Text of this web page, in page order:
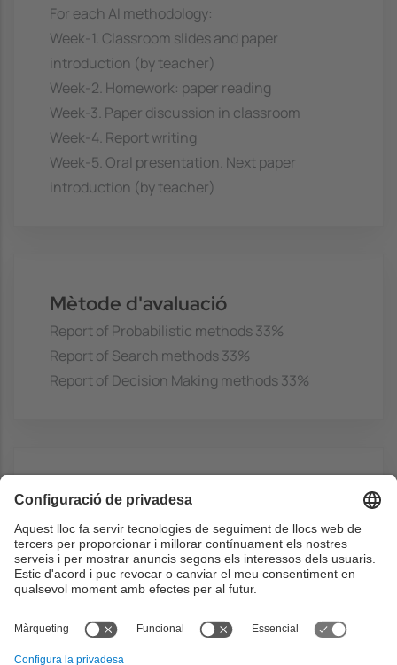
For each AI methodology:
Week-1. Classroom slides and paper
introduction (by teacher)
Week-2. Homework: paper reading
Week-3. Paper discussion in classroom
Week-4. Report writing
Week-5. Oral presentation. Next paper
introduction (by teacher)
Mètode d'avaluació
Report of Probabilistic methods 33%
Report of Search methods 33%
Report of Decision Making methods 33%
Bibliografia
Complementari
Scientific papers will be provided-
Múltiple authors,